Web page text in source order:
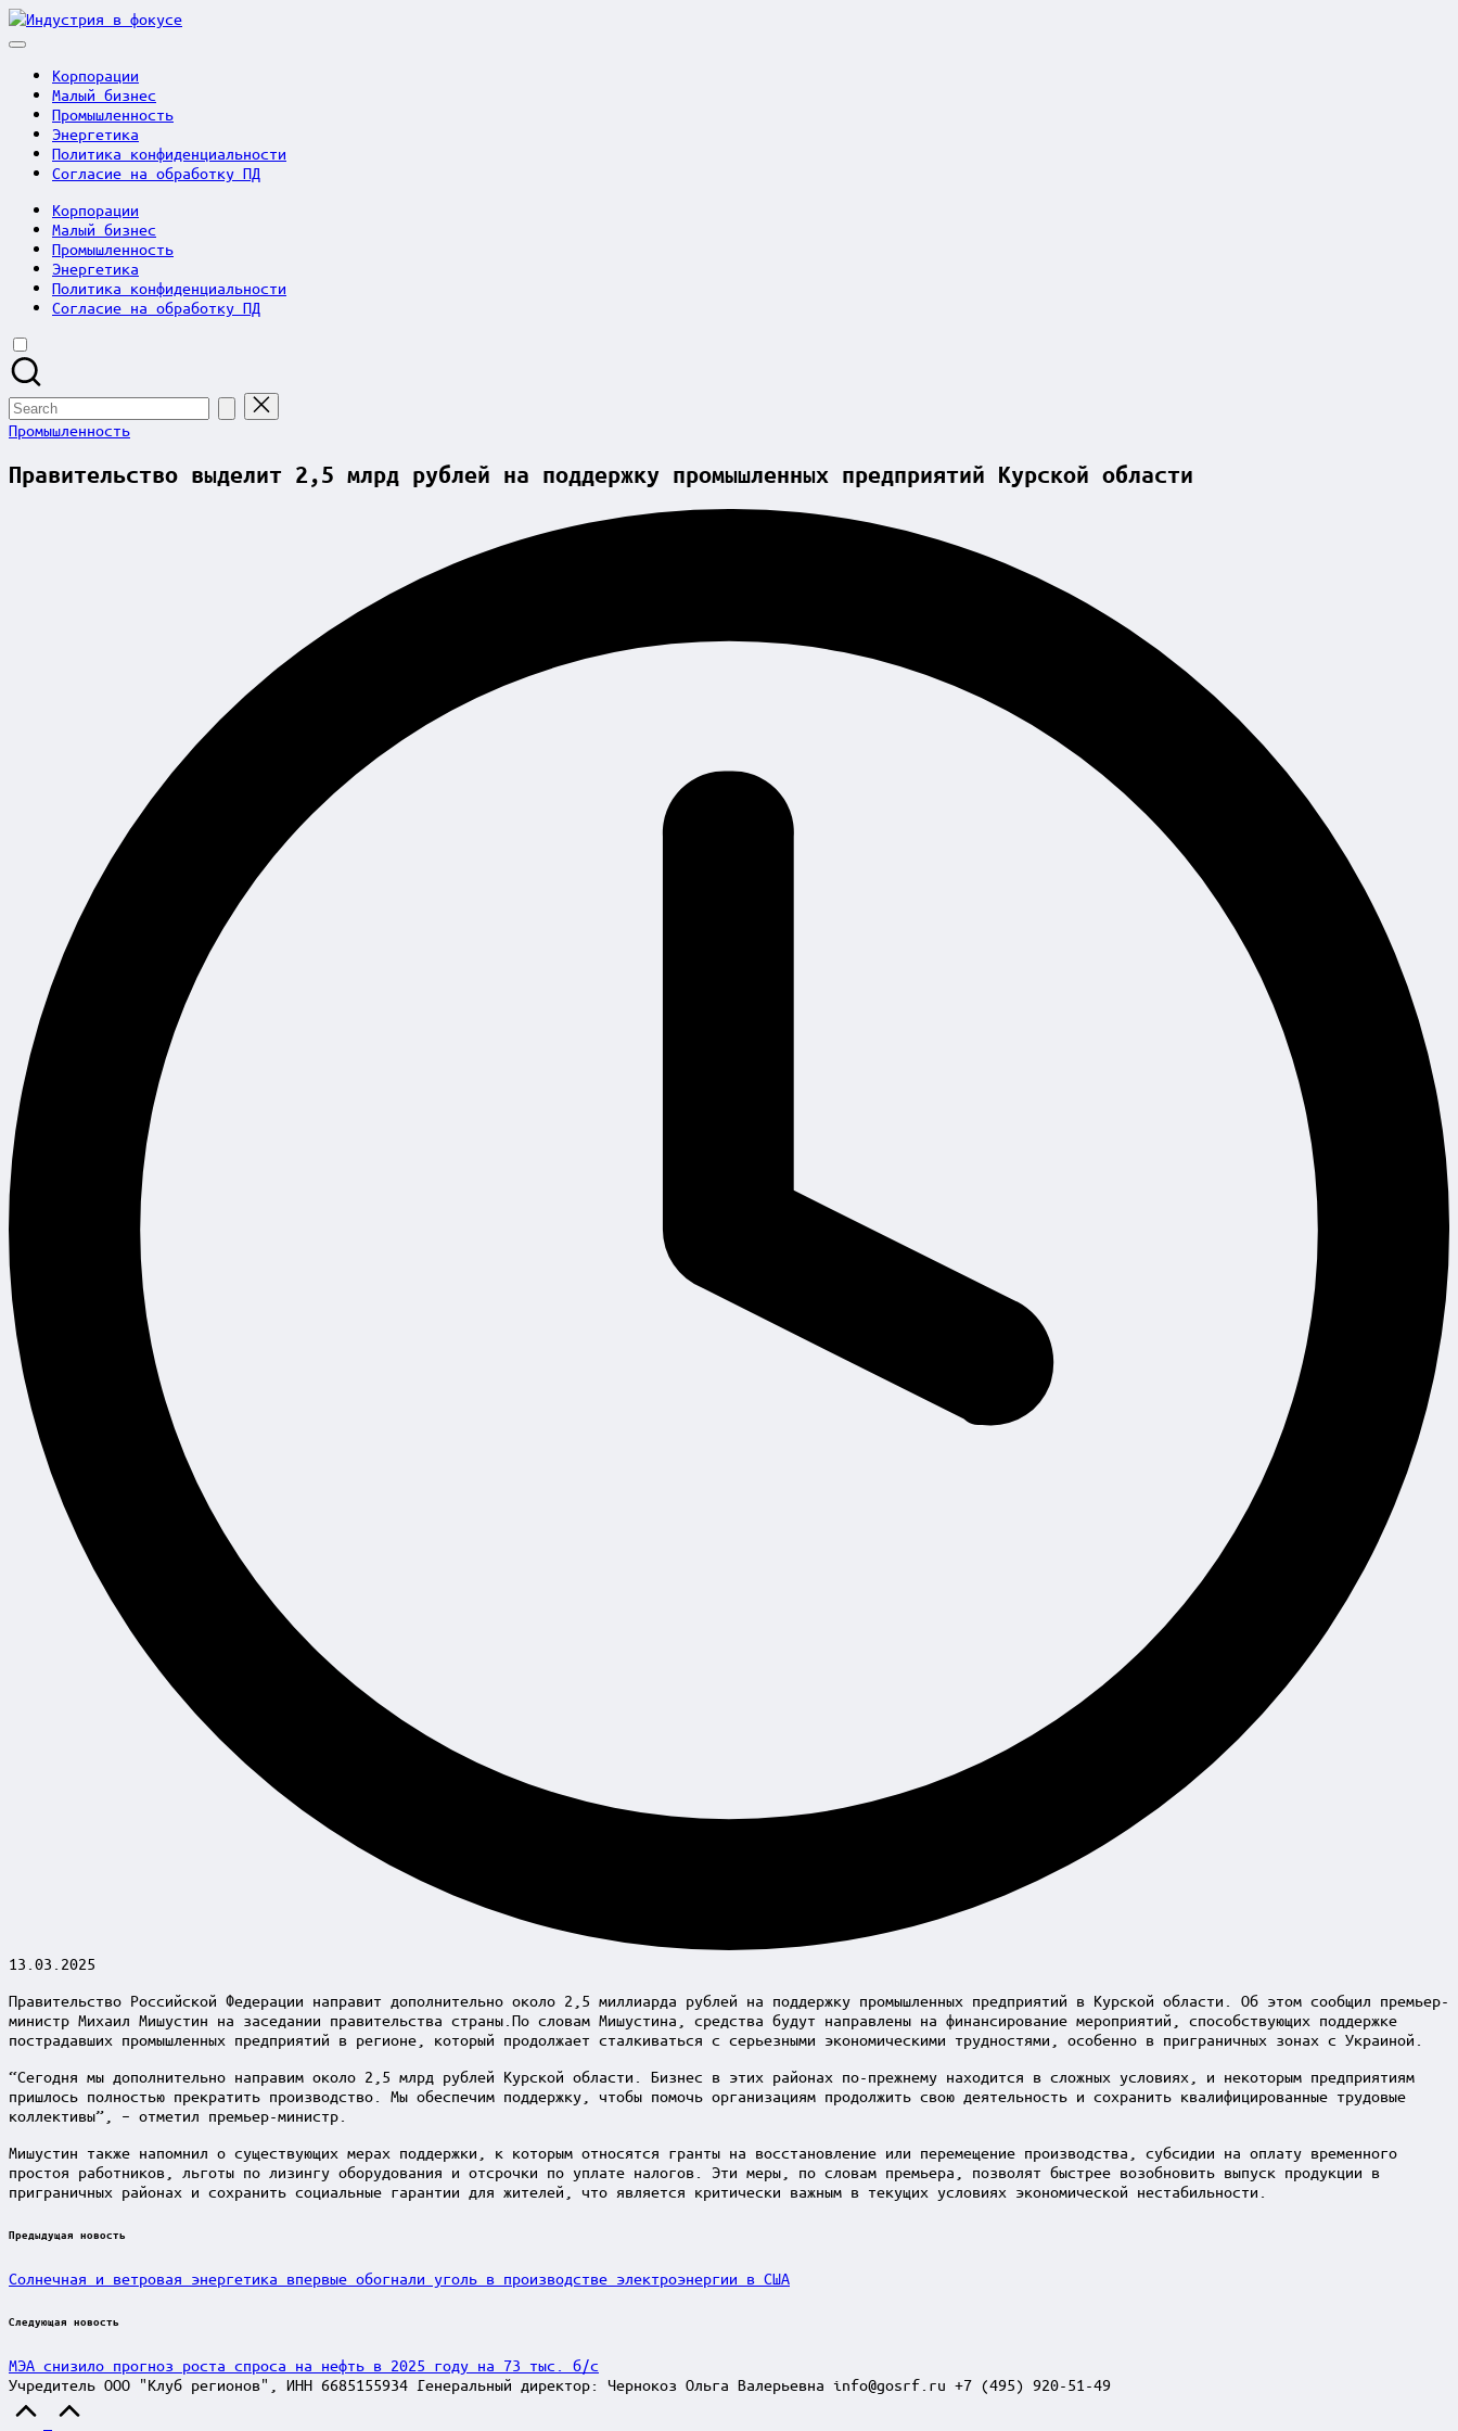
Skip
to
Индустрия
Корпорации
Малый бизнес
Промышленность
Энергетика
Политика конфиденциальности
Согласие на обработку ПД
Корпорации
Малый бизнес
Промышленность
Энергетика
Политика конфиденциальности
Согласие на обработку ПД
Search
for:
Posted
Промышленность
Правительство выделит 2,5 млрд рублей на поддержку промышленных предприятий Курской области
13.03.2025
Правительство Российской Федерации направит дополнительно около 2,5 миллиарда рублей на поддержку промышленных предприятий в Курской области. Об этом сообщил премьер-
министр Михаил Мишустин на заседании правительства страны.По словам Мишустина, средства будут направлены на финансирование мероприятий, способствующих поддержке
пострадавших промышленных предприятий в регионе, который продолжает сталкиваться с серьезными экономическими трудностями, особенно в приграничных зонах с Украиной.
“Сегодня мы дополнительно направим около 2,5 млрд рублей Курской области. Бизнес в этих районах по-прежнему находится в сложных условиях, и некоторым предприятиям
пришлось полностью прекратить производство. Мы обеспечим поддержку, чтобы помочь организациям продолжить свою деятельность и сохранить квалифицированные трудовые
коллективы”, – отметил премьер-министр.
Мишустин также напомнил о существующих мерах поддержки, к которым относятся гранты на восстановление или перемещение производства, субсидии на оплату временного
простоя работников, льготы по лизингу оборудования и отсрочки по уплате налогов. Эти меры, по словам премьера, позволят быстрее возобновить выпуск продукции в
приграничных районах и сохранить социальные гарантии для жителей, что является критически важным в текущих условиях экономической нестабильности.
Post
Предыдущая новость
Солнечная и ветровая энергетика впервые обогнали уголь в производстве электроэнергии в США
Следующая новость
МЭА снизило прогноз роста спроса на нефть в 2025 году на 73 тыс. б/с
Учредитель ООО "Клуб регионов", ИНН 6685155934 Генеральный директор: Чернокоз Ольга Валерьевна info@gosrf.ru +7 (495) 920-51-49